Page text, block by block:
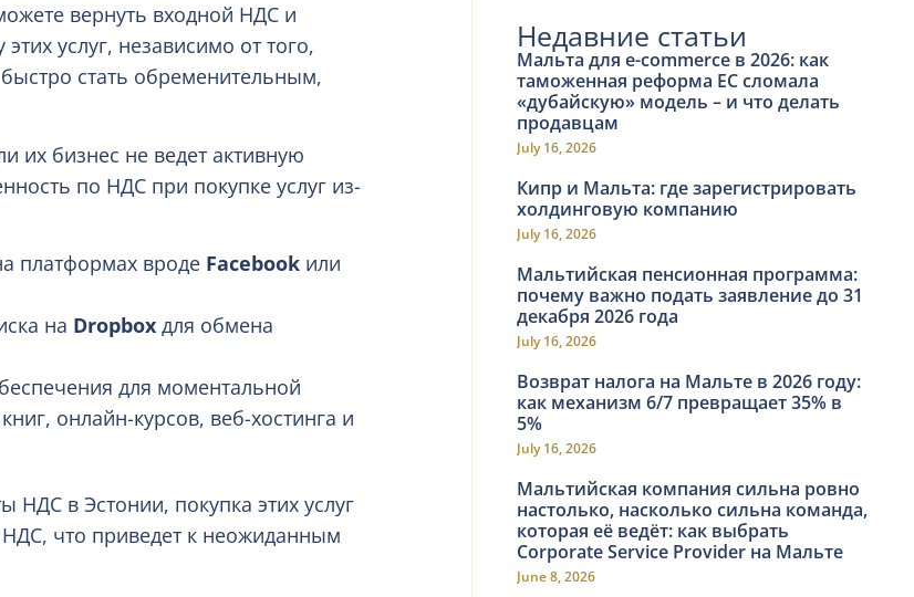
вернуть входной НДС и
услуг, независимо от того,
стать обременительным,
их бизнес не ведет активную
по НДС при покупке услуг из-
платформах вроде Facebook или
на Dropbox для обмена
для моментальной
онлайн-курсов, веб-хостинга и
НДС в Эстонии, покупка этих услуг
что приведет к неожиданным
Недавние статьи
Мальта для e-commerce в 2026: как
таможенная реформа ЕС сломала
«дубайскую» модель – и что делать
продавцам
July 16, 2026
Кипр и Мальта: где зарегистрировать
холдинговую компанию
July 16, 2026
Мальтийская пенсионная программа:
почему важно подать заявление до 31
декабря 2026 года
July 16, 2026
Возврат налога на Мальте в 2026 году:
как механизм 6/7 превращает 35% в
5%
July 16, 2026
Мальтийская компания сильна ровно
настолько, насколько сильна команда,
которая её ведёт: как выбрать
Corporate Service Provider на Мальте
June 8, 2026